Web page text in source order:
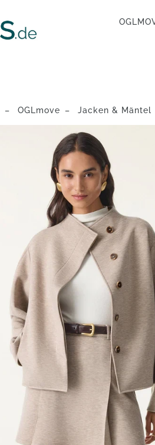
OGLmove Jacken & Mäntel